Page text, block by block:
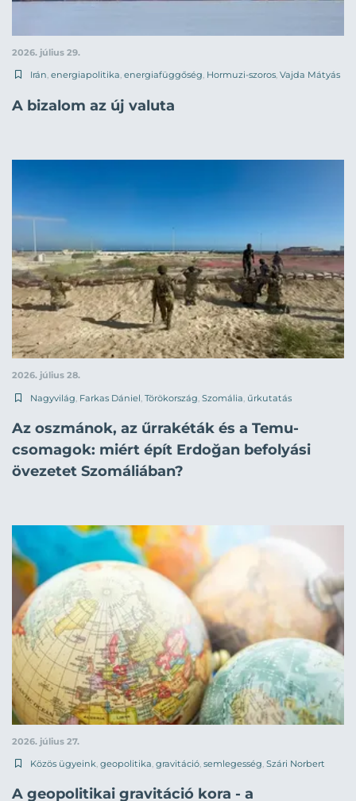
2026. július 29.
Irán, energiapolitika, energiafüggőség, Hormuzi-szoros, Vajda Mátyás
A bizalom az új valuta
2026. július 28.
Nagyvilág Farkas Dániel Törökország Szomália űrkutatás
Az oszmánok, az űrrakéták és a Temu-
csomagok: miért épít Erdoğan befolyási
övezetet Szomáliában?
2026. július 27.
Közös ügyeink geopolitika gravitáció semlegesség Szári Norbert
A geopolitikai gravitáció kora - a